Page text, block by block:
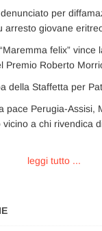
per
arresto giovane
felix” vince
Premio Roberto
della Staffetta per
pace Perugia-Assisi,
vicino a chi rivendica
leggi tutto ...